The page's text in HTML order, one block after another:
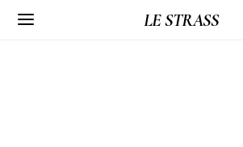
LE STRASS